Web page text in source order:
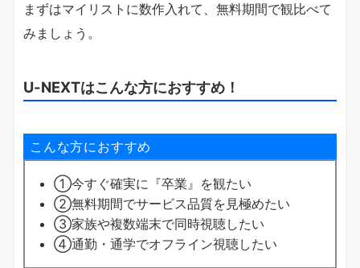
まずはマイリストに数作入れて、無料期間で観比べて
みましょう。
U-NEXTはこんな方におすすめ！
こんな方におすすめ
①今すぐ確実に『卒業』を観たい
②無料期間でサービス品質を見極めたい
③家族や複数端末で同時視聴したい
④通勤・通学でオフライン視聴したい